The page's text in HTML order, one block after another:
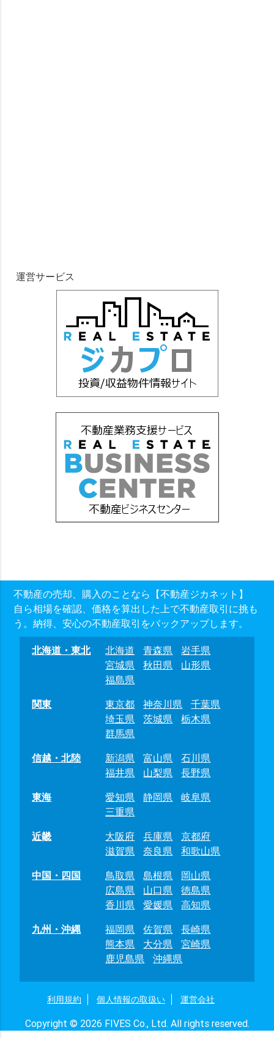
運営サービス
不動産の売却、購入のことなら【不動産ジカネット】
自ら相場を確認、価格を算出した上で不動産取引に挑も
う。納得、安心の不動産取引をバックアップします。
北海道・東北 北海道 青森県
岩手県
宮城県
秋田県
山形県
福島県
関東
東京都 神奈川県
千葉県
埼玉県
茨城県
栃木県
群馬県
信越・北陸
新潟県 富山県
石川県
福井県
山梨県
長野県
東海
愛知県 静岡県
岐阜県
三重県
近畿
大阪府 兵庫県
京都府
滋賀県
奈良県
和歌山県
中国・四国
鳥取県 島根県
岡山県
広島県
山口県
徳島県
香川県
愛媛県
高知県
九州・沖縄
福岡県 佐賀県
長崎県
熊本県
大分県
宮崎県
鹿児島県
沖縄県
利用規約 個人情報の取扱い 運営会社
Copyright © 2026 FIVES Co., Ltd. All rights reserved.